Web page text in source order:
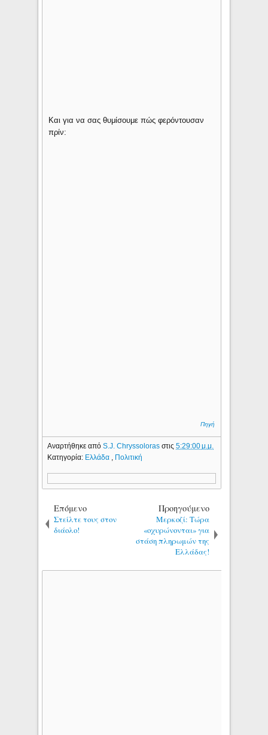
Και για να σας θυμίσουμε πώς φερόντουσαν
πρίν:
Πηγή
Αναρτήθηκε απόS.J. Chryssolorasστις5:29:00 μ.μ.
Κατηγορία: Ελλάδα , Πολιτική
Επόμενο
Στείλτε τους στον
διάολο!
Προηγούμενο
Μερκοζί: Τώρα
«οχυρώνονται» για
στάση πληρωμών της
Ελλάδας!